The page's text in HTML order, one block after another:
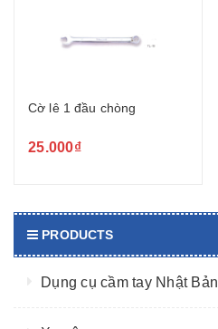
Cờ lê 1 đầu chòng
25.000₫
PRODUCTS
Dụng cụ cầm tay Nhật Bản